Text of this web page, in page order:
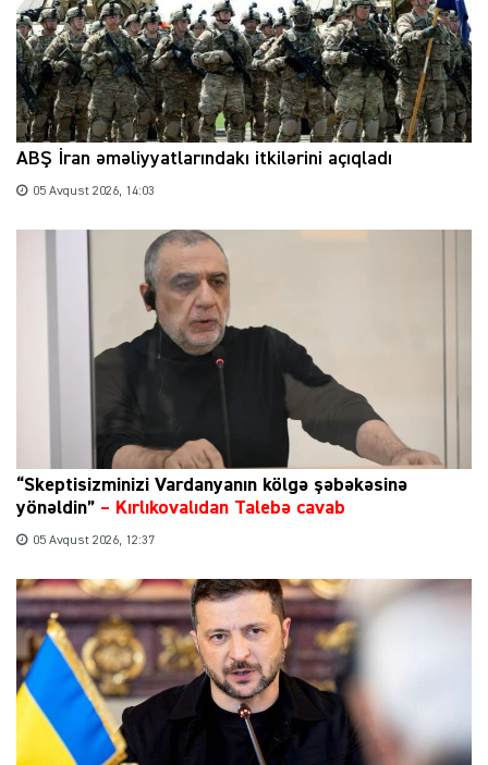
ABŞ İran əməliyyatlarındakı itkilərini açıqladı
05 Avqust 2026, 14:03
“Skeptisizminizi Vardanyanın kölgə şəbəkəsinə
yönəldin” – Kırlıkovalıdan Talebə cavab
05 Avqust 2026, 12:37